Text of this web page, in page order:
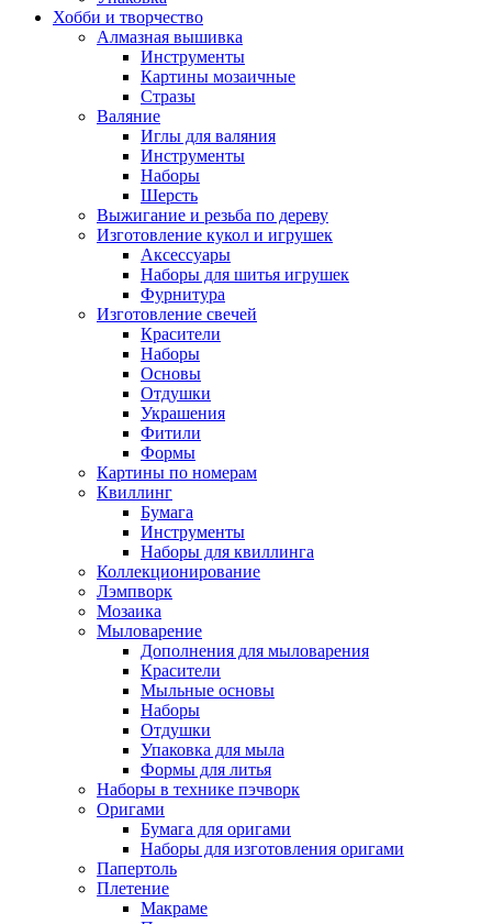
Хобби и творчество
Алмазная вышивка
Инструменты
Картины мозаичные
Стразы
Валяние
Иглы для валяния
Инструменты
Наборы
Шерсть
Выжигание и резьба по дереву
Изготовление кукол и игрушек
Аксессуары
Наборы для шитья игрушек
Фурнитура
Изготовление свечей
Красители
Наборы
Основы
Отдушки
Украшения
Фитили
Формы
Картины по номерам
Квиллинг
Бумага
Инструменты
Наборы для квиллинга
Коллекционирование
Лэмпворк
Мозаика
Мыловарение
Дополнения для мыловарения
Красители
Мыльные основы
Наборы
Отдушки
Упаковка для мыла
Формы для литья
Наборы в технике пэчворк
Оригами
Бумага для оригами
Наборы для изготовления оригами
Папертоль
Плетение
Макраме